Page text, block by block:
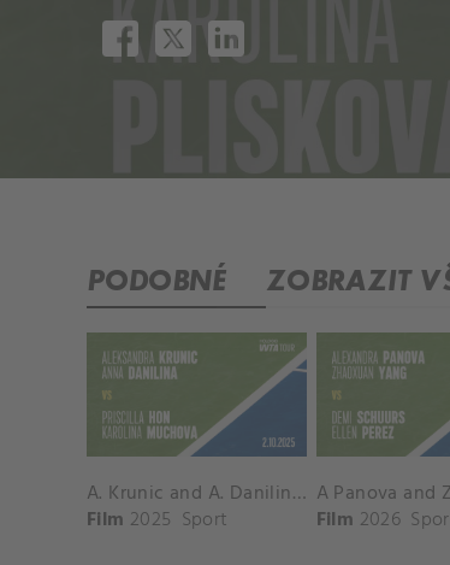
PODOBNÉ ZOBRAZIT
A. Krunic and A. Danilina vs. P. Hon and K. Muchova Match Highlights - BEIJING_Capital Group Diamond ( October 02, 2025)
Film 2025 Sport
Film 2026